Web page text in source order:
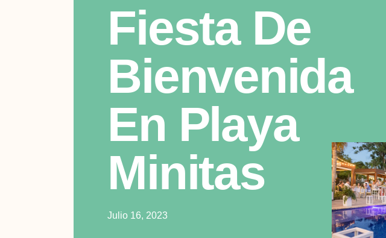
Fiesta De
Bienvenida
En Playa
Minitas
Julio 16, 2023